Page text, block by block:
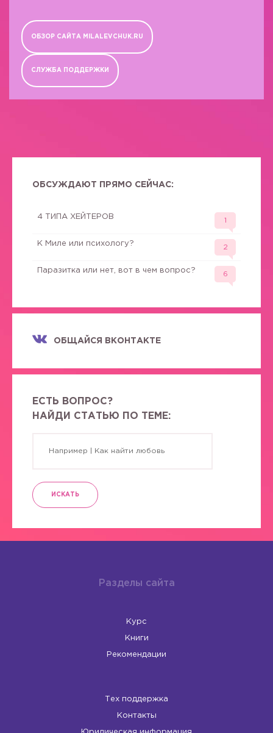
ОБЗОР САЙТА MILALEVCHUK.RU
СЛУЖБА ПОДДЕРЖКИ
ОБСУЖДАЮТ ПРЯМО СЕЙЧАС:
4 ТИПА ХЕЙТЕРОВ
1
К Миле или психологу?
2
Паразитка или нет, вот в чем вопрос?
6
ОБЩАЙСЯ ВКОНТАКТЕ
ЕСТЬ ВОПРОС?
НАЙДИ СТАТЬЮ ПО ТЕМЕ:
ИСКАТЬ
Разделы сайта
Курс
Книги
Рекомендации
Тех поддержка
Контакты